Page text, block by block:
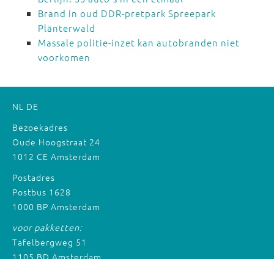
Brand in oud DDR-pretpark Spreepark
Plänterwald
Massale politie-inzet kan autobranden niet
voorkomen
NL DE
Bezoekadres
Oude Hoogstraat 24
1012 CE Amsterdam
Postadres
Postbus 1628
1000 BP Amsterdam
voor pakketten:
Tafelbergweg 51
1105 BD Amsterdam